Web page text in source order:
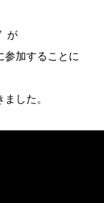
が
参加することに
した。